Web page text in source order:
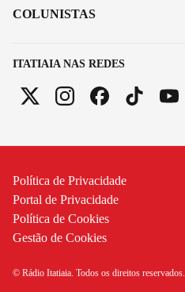
ITATIAIA NAS REDES
COLUNISTAS
Política de Privacidade
Portal de Privacidade
Política de Cookies
Gestão de Cookies
© Rádio Itatiaia. Todos os direitos reservados.